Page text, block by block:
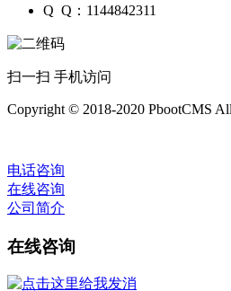
Q Q：1144842311
扫一扫 手机访问
Copyright © 2018-2020 PbootCMS
电话咨询
在线咨询
公司简介
在线咨询